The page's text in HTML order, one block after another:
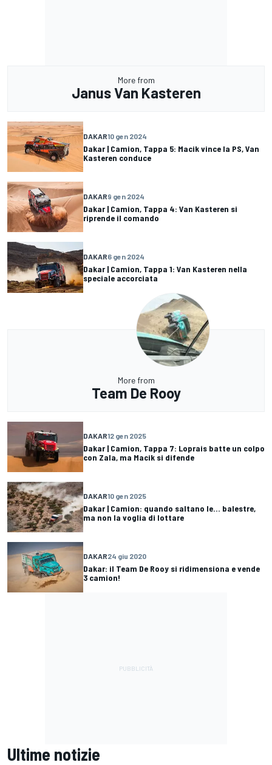
More from
Janus Van Kasteren
DAKAR10 gen 2024
Dakar | Camion, Tappa 5: Macik vince la PS, Van
Kasteren conduce
DAKAR9 gen 2024
Dakar | Camion, Tappa 4: Van Kasteren si
riprende il comando
DAKAR6 gen 2024
Dakar | Camion, Tappa 1: Van Kasteren nella
speciale accorciata
More from
Team De Rooy
DAKAR12 gen 2025
Dakar | Camion, Tappa 7: Loprais batte un colpo
con Zala, ma Macik si difende
DAKAR10 gen 2025
Dakar | Camion: quando saltano le... balestre,
ma non la voglia di lottare
DAKAR24 giu 2020
Dakar: il Team De Rooy si ridimensiona e vende
3 camion!
Ultime notizie